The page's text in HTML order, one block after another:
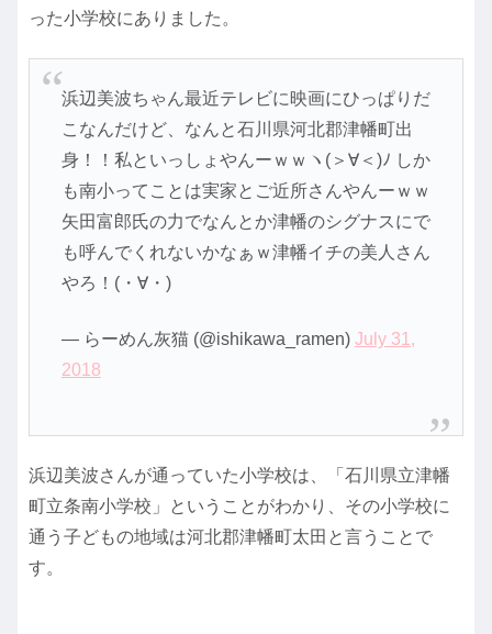
った小学校にありました。
浜辺美波ちゃん最近テレビに映画にひっぱりだ
こなんだけど、なんと石川県河北郡津幡町出
身！！私といっしょやんーｗｗヽ(＞∀＜)ﾉ しか
も南小ってことは実家とご近所さんやんーｗｗ
矢田富郎氏の力でなんとか津幡のシグナスにで
も呼んでくれないかなぁｗ津幡イチの美人さん
やろ！(・∀・)
— らーめん灰猫 (@ishikawa_ramen) July 31,
2018
浜辺美波さんが通っていた小学校は、「石川県立津幡
町立条南小学校」ということがわかり、その小学校に
通う子どもの地域は河北郡津幡町太田と言うことで
す。